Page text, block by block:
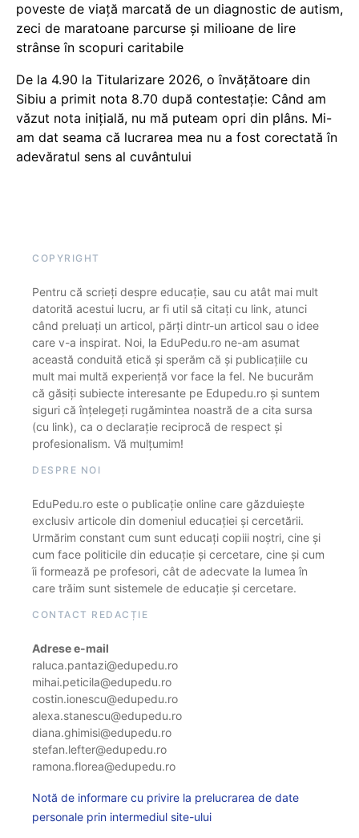
poveste de viață marcată de un diagnostic de autism,
zeci de maratoane parcurse și milioane de lire
strânse în scopuri caritabile
De la 4.90 la Titularizare 2026, o învățătoare din
Sibiu a primit nota 8.70 după contestație: Când am
văzut nota inițială, nu mă puteam opri din plâns. Mi-
am dat seama că lucrarea mea nu a fost corectată în
adevăratul sens al cuvântului
COPYRIGHT
Pentru că scrieți despre educație, sau cu atât mai mult
datorită acestui lucru, ar fi util să citați cu link, atunci
când preluați un articol, părți dintr-un articol sau o idee
care v-a inspirat. Noi, la EduPedu.ro ne-am asumat
această conduită etică și sperăm că și publicațiile cu
mult mai multă experiență vor face la fel. Ne bucurăm
că găsiți subiecte interesante pe Edupedu.ro și suntem
siguri că înțelegeți rugămintea noastră de a cita sursa
(cu link), ca o declarație reciprocă de respect și
profesionalism. Vă mulțumim!
DESPRE NOI
EduPedu.ro este o publicație online care găzduiește
exclusiv articole din domeniul educației și cercetării.
Urmărim constant cum sunt educați copiii noștri, cine și
cum face politicile din educație și cercetare, cine și cum
îi formează pe profesori, cât de adecvate la lumea în
care trăim sunt sistemele de educație și cercetare.
CONTACT REDACȚIE
Adrese e-mail
raluca.pantazi@edupedu.ro
mihai.peticila@edupedu.ro
costin.ionescu@edupedu.ro
alexa.stanescu@edupedu.ro
diana.ghimisi@edupedu.ro
stefan.lefter@edupedu.ro
ramona.florea@edupedu.ro
Notă de informare cu privire la prelucrarea de date
personale prin intermediul site-ului